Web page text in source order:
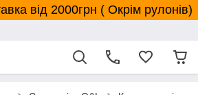
від 2000грн ( Окрім рулонів)